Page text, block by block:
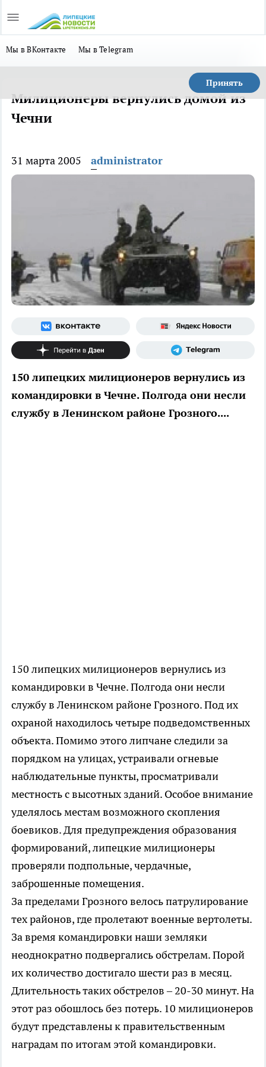
Мы в ВКонтакте Мы в Telegram
Принять
Милиционеры вернулись домой из
Чечни
31 марта 2005 administrator
150 липецких милиционеров вернулись из
командировки в Чечне. Полгода они несли
службу в Ленинском районе Грозного....
150 липецких милиционеров вернулись из
командировки в Чечне. Полгода они несли
службу в Ленинском районе Грозного. Под их
охраной находилось четыре подведомственных
объекта. Помимо этого липчане следили за
порядком на улицах, устраивали огневые
наблюдательные пункты, просматривали
местность с высотных зданий. Особое внимание
уделялось местам возможного скопления
боевиков. Для предупреждения образования
формирований, липецкие милиционеры
проверяли подпольные, чердачные,
заброшенные помещения.
За пределами Грозного велось патрулирование
тех районов, где пролетают военные вертолеты.
За время командировки наши земляки
неоднократно подвергались обстрелам. Порой
их количество достигало шести раз в месяц.
Длительность таких обстрелов – 20-30 минут. На
этот раз обошлось без потерь. 10 милиционеров
будут представлены к правительственным
наградам по итогам этой командировки.